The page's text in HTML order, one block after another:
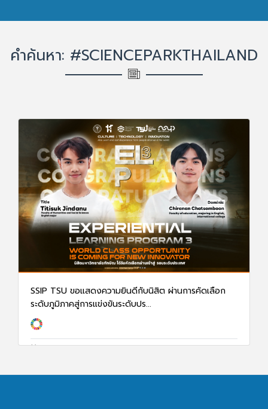
คำค้นหา: #SCIENCEPARKTHAILAND
SSIP TSU ขอแสดงความยินดีกับนิสิต ผ่านการคัดเลือก
ระดับภูมิภาคสู่การแข่งขันระดับปร...